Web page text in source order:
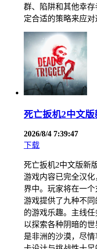
群、陷阱和其他幸
定合适的策略来应对
死亡扳机2中文版
2026/8/4 7:39:47
下载
死亡扳机2中文版新
游戏内容已完全汉
界中。玩家将在一个
游戏提供了九种不
的游戏乐趣。主线
以探索各种阴暗的
是非洲的沙漠，尽